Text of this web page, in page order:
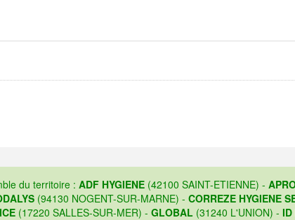
du territoire : ADF HYGIENE(42100 SAINT-ETIENNE) -
(94130 NOGENT-SUR-MARNE) - CORREZE HYGIENE
(17220 SALLES-SUR-MER) - GLOBAL (31240 L'UNION) - ID